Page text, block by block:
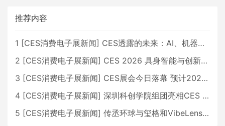
推荐内容
1 [CES消费电子展新闻] CES透露的未来：AI、机器人与智能生活大爆发
2 [CES消费电子展新闻] CES 2026 具身智能与创新领域 中国公司大放异彩
3 [CES消费电子展新闻] CES展会今日落幕 预计2026行业收入将超五千亿美元
4 [CES消费电子展新闻] 深圳科创学院组团亮相CES 广受好评
5 [CES消费电子展新闻] 传丞环球与玺格和VibeLens共同推出全新耳机